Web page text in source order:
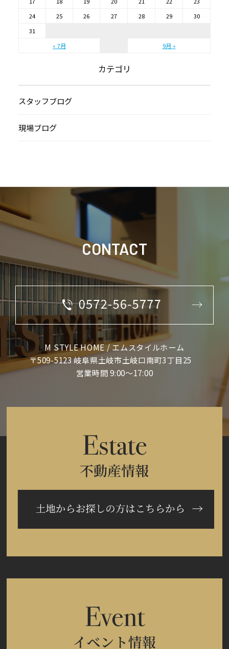
« 7月 9月 »
24
25 26 27 28 29
30
31
カテゴリ
スタッフブログ
現場ブログ
CONTACT
M STYLE HOME / エムスタイルホーム
〒509-5123 岐阜県土岐市土岐口南町3丁目25
営業時間 9:00～17:00